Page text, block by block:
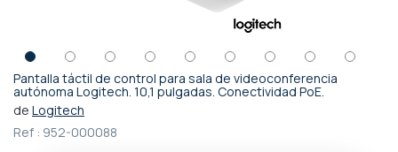
Pantalla táctil de control para sala de videoconferencia
autónoma Logitech. 10,1 pulgadas. Conectividad PoE.
de Logitech
Ref : 952-000088
Saltar
al
comienzo
de